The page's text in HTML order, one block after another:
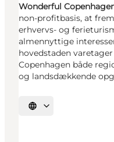
Wonderful
non-profitbasis, at
erhvervs- og
almennyttige
hovedstaden
Copenhagen både
og landsdækkende
Vælg sprog